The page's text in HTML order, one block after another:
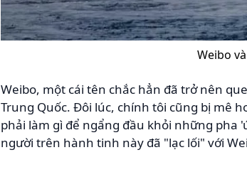
Weibo
Weibo, một cái tên chắc hẳn đã trở nên
Trung Quốc. Đôi lúc, chính tôi cũng bị mê
phải làm gì để ngẩng đầu khỏi những pha
người trên hành tinh này đã "lạc lối" với